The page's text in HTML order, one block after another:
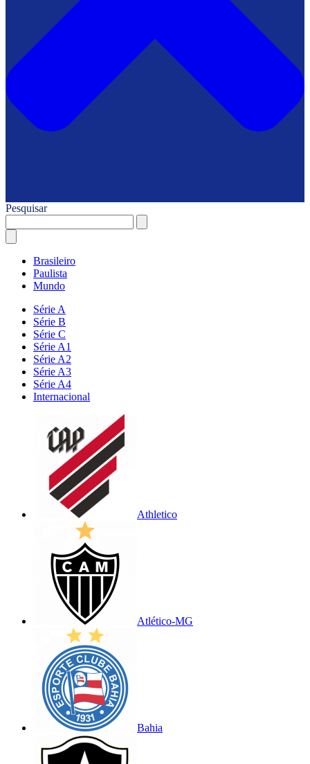
Pesquisar
Brasileiro
Paulista
Mundo
Série A
Série B
Série C
Série A1
Série A2
Série A3
Série A4
Internacional
Athletico
Atlético-MG
Bahia